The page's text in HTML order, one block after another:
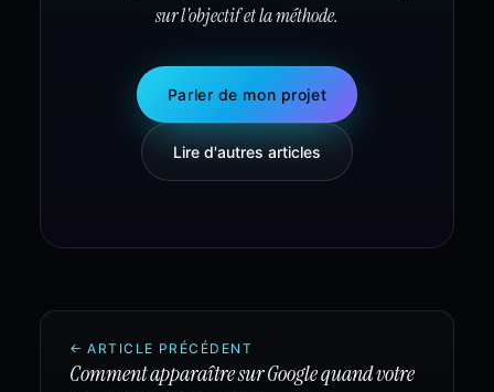
sur l'objectif et la méthode.
Parler de mon projet
Lire d'autres articles
← ARTICLE PRÉCÉDENT
Comment apparaître sur Google quand votre